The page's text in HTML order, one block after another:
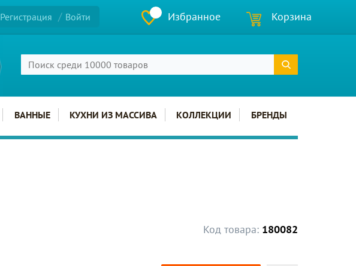
Регистрация Войти Избранное Корзина
ВАННЫЕ КУХНИ ИЗ МАССИВА КОЛЛЕКЦИИ БРЕНДЫ
Код товара: 180082